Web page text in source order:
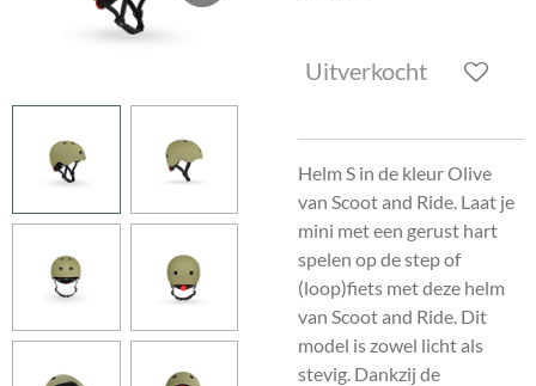
Uitverkocht
Helm S in de kleur Olive
van Scoot and Ride. Laat je
mini met een gerust hart
spelen op de step of
(loop)fiets met deze helm
van Scoot and Ride. Dit
model is zowel licht als
stevig. Dankzij de